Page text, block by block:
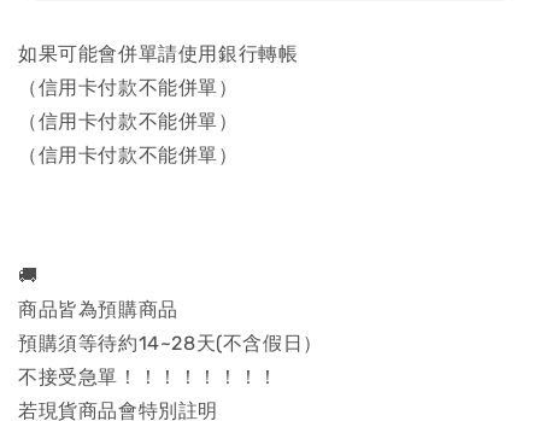
如果可能會併單請使用銀行轉帳
（信用卡付款不能併單）
（信用卡付款不能併單）
（信用卡付款不能併單）
🚚
商品皆為預購商品
預購須等待約14~28天(不含假日）
不接受急單！！！！！！！！
若現貨商品會特別註明